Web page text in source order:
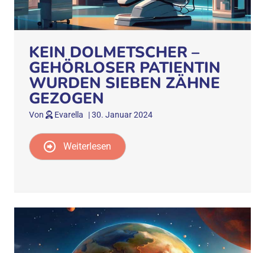
KEIN DOLMETSCHER –
GEHÖRLOSER PATIENTIN
WURDEN SIEBEN ZÄHNE
GEZOGEN
Von Evarella |30. Januar 2024
Weiterlesen